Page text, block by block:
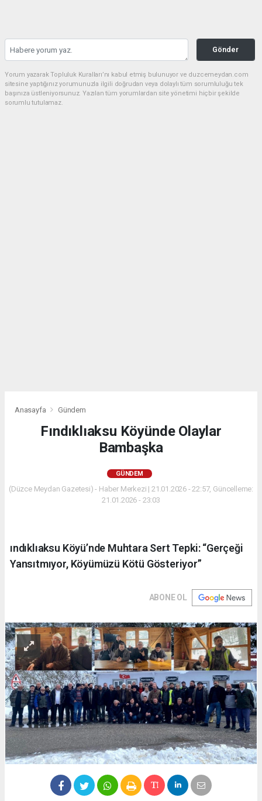
Gönder
Yorum yazarak Topluluk Kuralları’nı kabul etmiş bulunuyor ve duzcemeydan.com
sitesine yaptığınız yorumunuzla ilgili doğrudan veya dolaylı tüm sorumluluğu tek
başınıza üstleniyorsunuz. Yazılan tüm yorumlardan site yönetimi hiçbir şekilde
sorumlu tutulamaz.
Anasayfa Gündem
Fındıklıaksu Köyünde Olaylar
Bambaşka
GÜNDEM
(Düzce Meydan Gazetesi) - Haber Merkezi | 21.01.2026 - 22:57, Güncelleme:
21.01.2026 - 23:03
ındıklıaksu Köyü’nde Muhtara Sert Tepki: “Gerçeği
Yansıtmıyor, Köyümüzü Kötü Gösteriyor”
ABONE OL